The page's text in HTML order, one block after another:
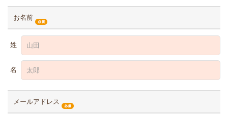
お名前
姓
名
メールアドレス